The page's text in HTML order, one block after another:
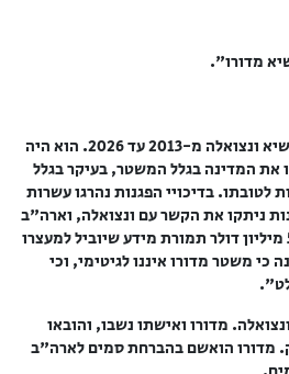
מדורו".
ניקולס מדורו כיהן כנשיא ונצואלה מ-2013 עד 2026. הוא היה
את המדינה בגלל המשטר, בעיקר בגלל
לטובתו. בדיכויי הפגנות נהרגו עשרות
ניתקו את הקשר עם ונצואלה, וארה"ב
הכריזה על פרס של 50 מיליון דולר תמורת מידע שיוביל למעצרו
משטר מדורו איננו לגיטימי, וכי
ונצואלה. מדורו ואישתו נשבו, והובאו
מדורו הואשם בהברחת סמים לארה"ב